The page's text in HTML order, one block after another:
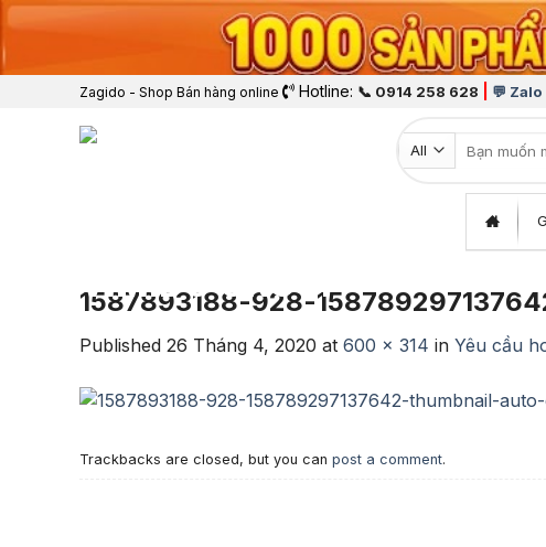
Zagido - Shop Bán hàng online Hotline: 📞 0914 258 628 💬 Zalo
Tìm kiếm:
1587893188-928-
Published 26 Tháng 4, 2020 at 600 × 314 in Yêu cầu
Trackbacks are closed, but you can post a comment.